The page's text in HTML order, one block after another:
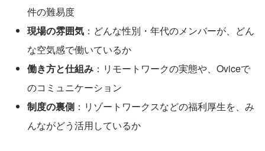
件の難易度
現場の雰囲気 ：どんな性別・年代のメンバーが、どん
な空気感で働いているか
働き方と仕組み ：リモートワークの実態や、Oviceで
のコミュニケーション
制度の裏側 ：リゾートワークスなどの福利厚生を、み
んながどう活用しているか